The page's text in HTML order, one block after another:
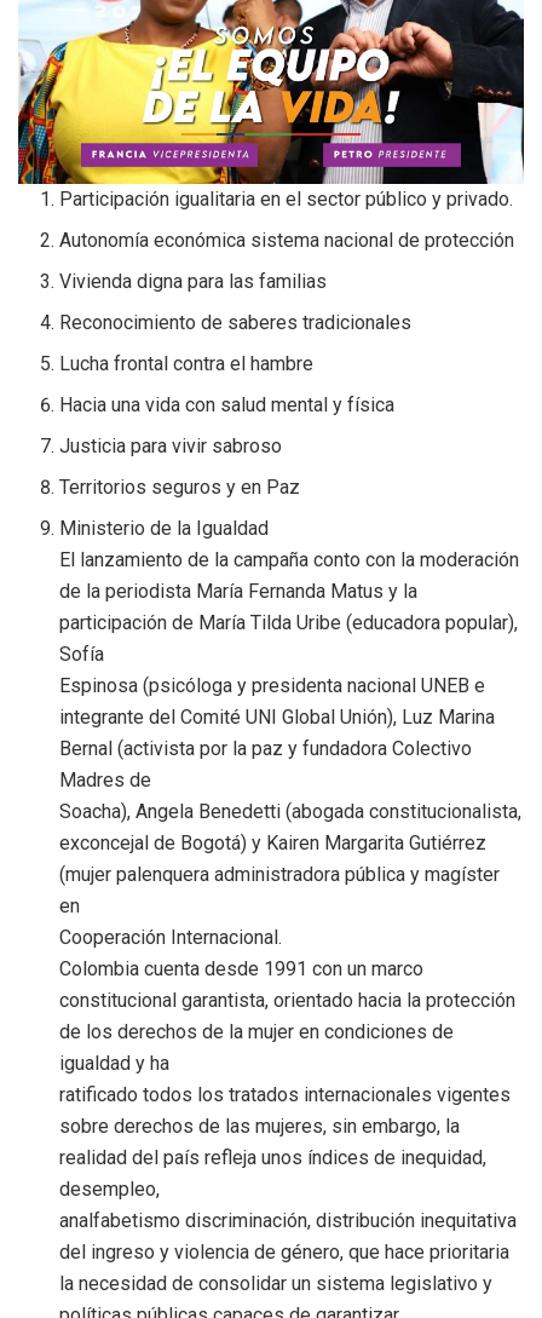
Participación igualitaria en el sector público y privado.
Autonomía económica sistema nacional de protección
Vivienda digna para las familias
Reconocimiento de saberes tradicionales
Lucha frontal contra el hambre
Hacia una vida con salud mental y física
Justicia para vivir sabroso
Territorios seguros y en Paz
Ministerio de la Igualdad
El lanzamiento de la campaña conto con la moderación
de la periodista María Fernanda Matus y la
participación de María Tilda Uribe (educadora popular),
Sofía
Espinosa (psicóloga y presidenta nacional UNEB e
integrante del Comité UNI Global Unión), Luz Marina
Bernal (activista por la paz y fundadora Colectivo
Madres de
Soacha), Angela Benedetti (abogada constitucionalista,
exconcejal de Bogotá) y Kairen Margarita Gutiérrez
(mujer palenquera administradora pública y magíster
en
Cooperación Internacional.
Colombia cuenta desde 1991 con un marco
constitucional garantista, orientado hacia la protección
de los derechos de la mujer en condiciones de
igualdad y ha
ratificado todos los tratados internacionales vigentes
sobre derechos de las mujeres, sin embargo, la
realidad del país refleja unos índices de inequidad,
desempleo,
analfabetismo discriminación, distribución inequitativa
del ingreso y violencia de género, que hace prioritaria
la necesidad de consolidar un sistema legislativo y